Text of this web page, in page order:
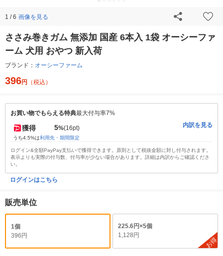
1 / 6 画像を見る
ささみ巻きガム 無添加 国産 6本入 1袋 オーシーファ
ーム 犬用 おやつ 新入荷
ブランド： オーシーファーム
396円 （税込）
お買い物でもらえる特典最大付与率7%
獲得 5%(16pt)
うち4.5%は利用先・期間限定
内訳を見る
ログイン&全額PayPay支払いで獲得できます。原則として税抜金額に対し付与されます。
表示よりも実際の付与数、付与率が少ない場合があります。詳細は内訳からご確認くださ
い。
ログインはこちら
販売単位
1個
396円
225.6円×5個
1,128円
お得